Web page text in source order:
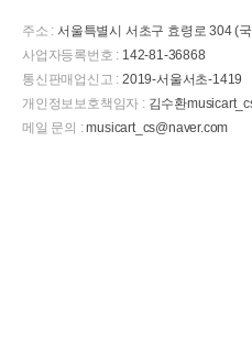
주소 : 서울특별시 서초구 효령로 304 (
사업자등록번호 : 142-81-36868
통신판매업신고 :2019-서울서초-1419
개인정보보호책임자 :김수환
메일 문의 :musicart_cs@naver.com